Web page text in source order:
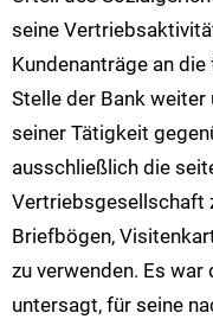
seine
Kundenanträge an
Stelle der Bank
seiner Tätigkeit
ausschließlich die
Vertriebsgesellschaft
Briefbögen,
zu verwenden. Es
untersagt, für seine